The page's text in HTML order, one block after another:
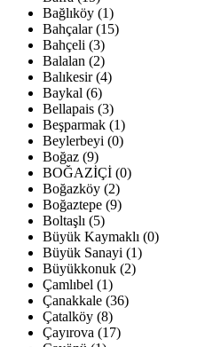
Bağlıköy (1)
Bahçalar (15)
Bahçeli (3)
Balalan (2)
Balıkesir (4)
Baykal (6)
Bellapais (3)
Beşparmak (1)
Beylerbeyi (0)
Boğaz (9)
BOĞAZİÇİ (0)
Boğazköy (2)
Boğaztepe (9)
Boltaşlı (5)
Büyük Kaymaklı (0)
Büyük Sanayi (1)
Büyükkonuk (2)
Çamlıbel (1)
Çanakkale (36)
Çatalköy (8)
Çayırova (17)